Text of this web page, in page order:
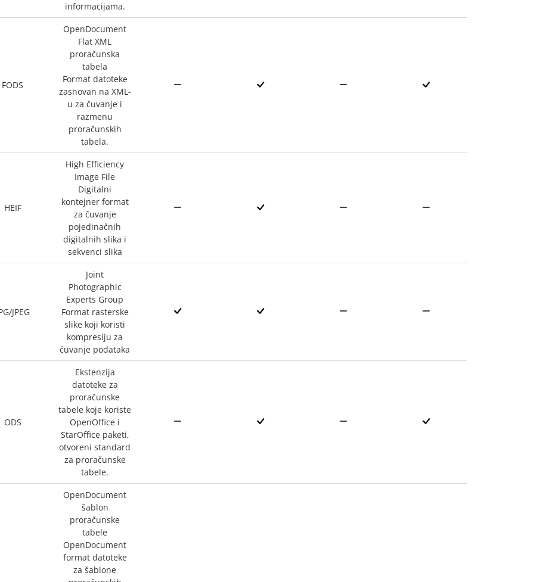
informacijama.
FODS
OpenDocument
Flat XML
proračunska
tabela
Format datoteke
zasnovan na XML-
u za čuvanje i
razmenu
proračunskih
tabela.
HEIF
High Efficiency
Image File
Digitalni
kontejner format
za čuvanje
pojedinačnih
digitalnih slika i
sekvenci slika
JPEG
Joint
Photographic
Experts Group
Format rasterske
slike koji koristi
kompresiju za
čuvanje podataka
ODS
Ekstenzija
datoteke za
proračunske
tabele koje koriste
OpenOffice i
StarOffice paketi,
otvoreni standard
za proračunske
tabele.
OpenDocument
šablon
proračunske
tabele
OpenDocument
format datoteke
za šablone